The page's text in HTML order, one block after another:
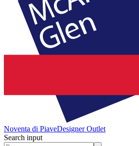
Noventa di PiaveDesigner Outlet
Search input